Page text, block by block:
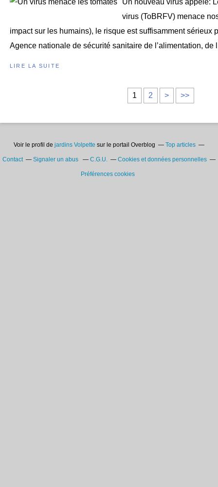
Un nouveau virus appelé:
virus (ToBRFV) menace
impact sur les humains), le risque est suffisamment sérieux
Agence nationale de sécurité sanitaire de l’alimentation, de
LIRE LA SUITE
1 2 > >>
Voir le profil de jardins Volpette sur le portail Overblog Top articles
Contact Signaler un abus C.G.U. Cookies et données personnelles
Préférences cookies